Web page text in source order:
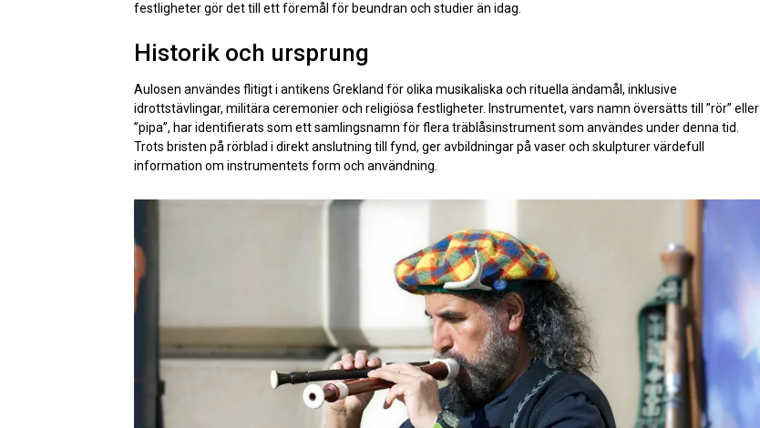
festligheter gör det till ett föremål för beundran och studier än idag.
Historik och ursprung
Aulosen användes flitigt i antikens Grekland för olika musikaliska och rituella ändamål, inklusive
idrottstävlingar, militära ceremonier och religiösa festligheter. Instrumentet, vars namn översätts till ”rör” eller
”pipa”, har identifierats som ett samlingsnamn för flera träblåsinstrument som användes under denna tid.
Trots bristen på rörblad i direkt anslutning till fynd, ger avbildningar på vaser och skulpturer värdefull
information om instrumentets form och användning.